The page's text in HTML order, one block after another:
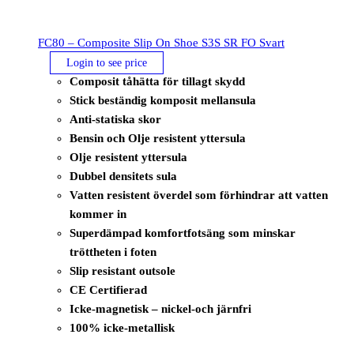
FC80 – Composite Slip On Shoe S3S SR FO Svart
Login to see price
Composit tåhätta för tillagt skydd
Stick beständig komposit mellansula
Anti-statiska skor
Bensin och Olje resistent yttersula
Olje resistent yttersula
Dubbel densitets sula
Vatten resistent överdel som förhindrar att vatten
kommer in
Superdämpad komfortfotsäng som minskar
tröttheten i foten
Slip resistant outsole
CE Certifierad
Icke-magnetisk – nickel-och järnfri
100% icke-metallisk